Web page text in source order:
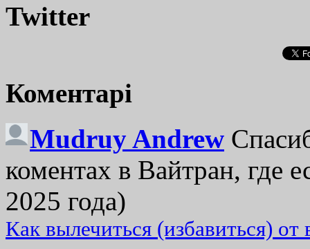
Twitter
Коментарі
Mudruy Andrew
коментах в Вайтран, где
2025 года)
Как вылечиться (избавиться)